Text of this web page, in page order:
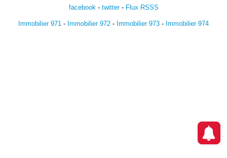
facebook- twitter- Flux RSSS
Immobilier 971 - Immobilier 972 - Immobilier 973 - Immobilier 974